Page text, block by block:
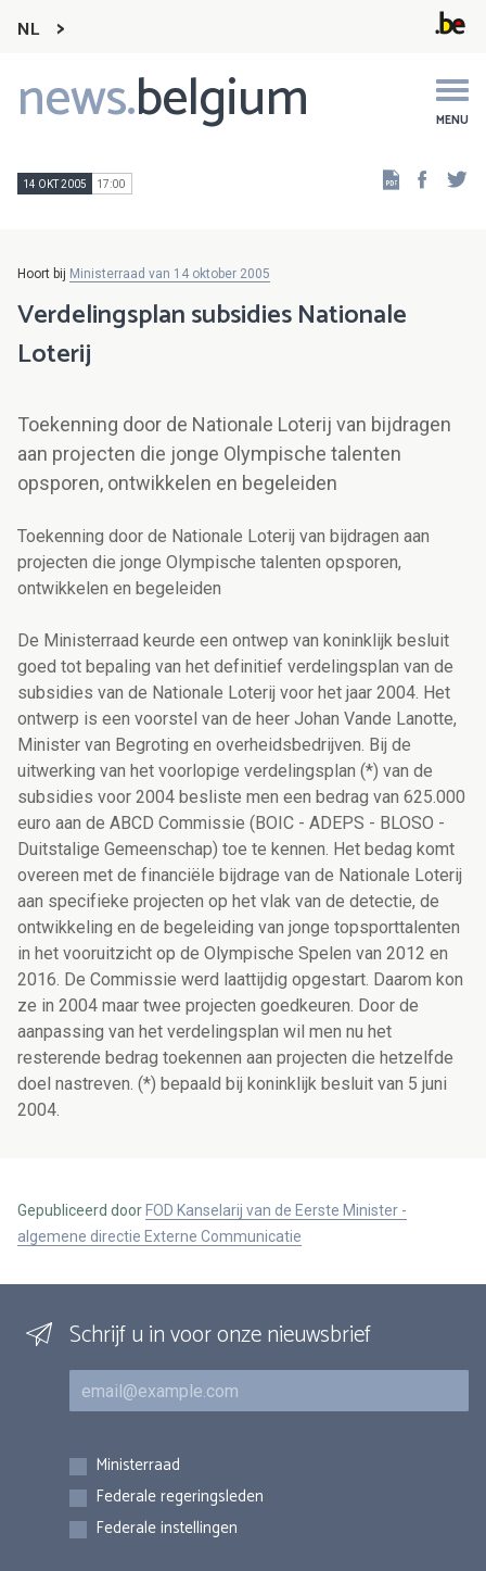
NL
news.belgium MENU
Main
navigation
14 OKT 2005 17:00
Hoort bij Ministerraad van 14 oktober 2005
Verdelingsplan subsidies Nationale
Loterij
Toekenning door de Nationale Loterij van bijdragen
aan projecten die jonge Olympische talenten
opsporen, ontwikkelen en begeleiden
Toekenning door de Nationale Loterij van bijdragen aan
projecten die jonge Olympische talenten opsporen,
ontwikkelen en begeleiden
De Ministerraad keurde een ontwep van koninklijk besluit
goed tot bepaling van het definitief verdelingsplan van de
subsidies van de Nationale Loterij voor het jaar 2004. Het
ontwerp is een voorstel van de heer Johan Vande Lanotte,
Minister van Begroting en overheidsbedrijven. Bij de
uitwerking van het voorlopige verdelingsplan (*) van de
subsidies voor 2004 besliste men een bedrag van 625.000
euro aan de ABCD Commissie (BOIC - ADEPS - BLOSO -
Duitstalige Gemeenschap) toe te kennen. Het bedag komt
overeen met de financiële bijdrage van de Nationale Loterij
aan specifieke projecten op het vlak van de detectie, de
ontwikkeling en de begeleiding van jonge topsporttalenten
in het vooruitzicht op de Olympische Spelen van 2012 en
2016. De Commissie werd laattijdig opgestart. Daarom kon
ze in 2004 maar twee projecten goedkeuren. Door de
aanpassing van het verdelingsplan wil men nu het
resterende bedrag toekennen aan projecten die hetzelfde
doel nastreven. (*) bepaald bij koninklijk besluit van 5 juni
2004.
Gepubliceerd door FOD Kanselarij van de Eerste Minister -
algemene directie Externe Communicatie
Schrijf u in voor onze nieuwsbrief
E-mail
Inschrijvingen
Ministerraad
Federale regeringsleden
Federale instellingen